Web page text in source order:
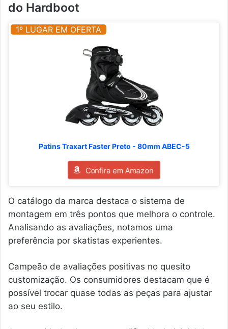
do Hardboot
1º LUGAR EM OFERTA
Patins Traxart Faster Preto - 80mm ABEC-5
Confira em Amazon
O catálogo da marca destaca o sistema de
montagem em três pontos que melhora o controle.
Analisando as avaliações, notamos uma
preferência por skatistas experientes.
Campeão de avaliações positivas no quesito
customização. Os consumidores destacam que é
possível trocar quase todas as peças para ajustar
ao seu estilo.